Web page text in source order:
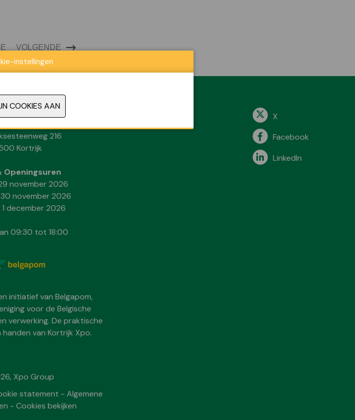
VOLGENDE
Locatie
216
Kortrijk
Openingsuren
november 2026
november 2026
december 2026
09:30 tot 18:00
initiatief van Belgapom,
voor de Belgische
verwerking. De praktische
van Kortrijk Xpo.
X
Facebook
LinkedIn
Xpo Group
statement - Algemene
-Cookies bekijken
instellingen